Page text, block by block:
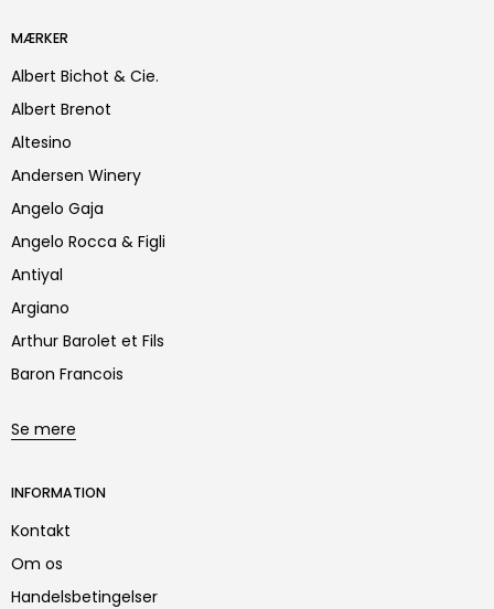
MÆRKER
Albert Bichot & Cie.
Albert Brenot
Altesino
Andersen Winery
Angelo Gaja
Angelo Rocca & Figli
Antiyal
Argiano
Arthur Barolet et Fils
Baron Francois
Se mere
INFORMATION
Kontakt
Om os
Handelsbetingelser